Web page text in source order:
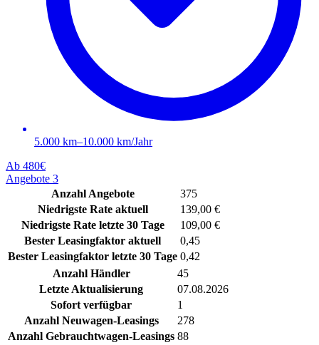
5.000 km–10.000 km/Jahr
Ab 480€
Angebote 3
Anzahl Angebote
375
Niedrigste Rate aktuell
139,00 €
Niedrigste Rate letzte 30 Tage
109,00 €
Bester Leasingfaktor aktuell
0,45
Bester Leasingfaktor letzte 30 Tage 0,42
Anzahl Händler
45
Letzte Aktualisierung
07.08.2026
Sofort verfügbar
1
Anzahl Neuwagen-Leasings
278
Anzahl Gebrauchtwagen-Leasings 88